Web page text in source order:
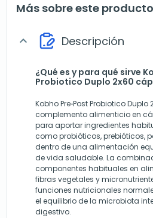
Más sobre este producto
expand_more Descripción
¿Qué es y para qué sirve
Probiotico Duplo 2x60
Kobho Pre‑Post Probiotico
complemento alimenticio en
para aportar ingredientes
como probióticos, prebióticos,
dentro de una alimentación
de vida saludable. La
componentes habituales en
fibras vegetales y
funciones nutricionales
el equilibrio de la microbiota
digestivo.